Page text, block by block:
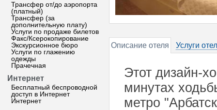
Трансфер от/до аэропорта
(платный)
Трансфер (за
дополнительную плату)
Услуги по продаже билетов
Факс/Ксерокопирование
Экскурсионное бюро
Услуги по глажению
одежды
Прачечная
Интернет
Бесплатный беспроводной
доступ в Интернет
Интернет
Описание отеля Услуги
Этот дизайн-
минутах
метро